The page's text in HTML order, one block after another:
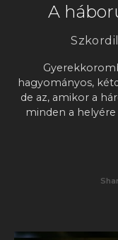
A
hagyományos,
de az, amikor a
minden a